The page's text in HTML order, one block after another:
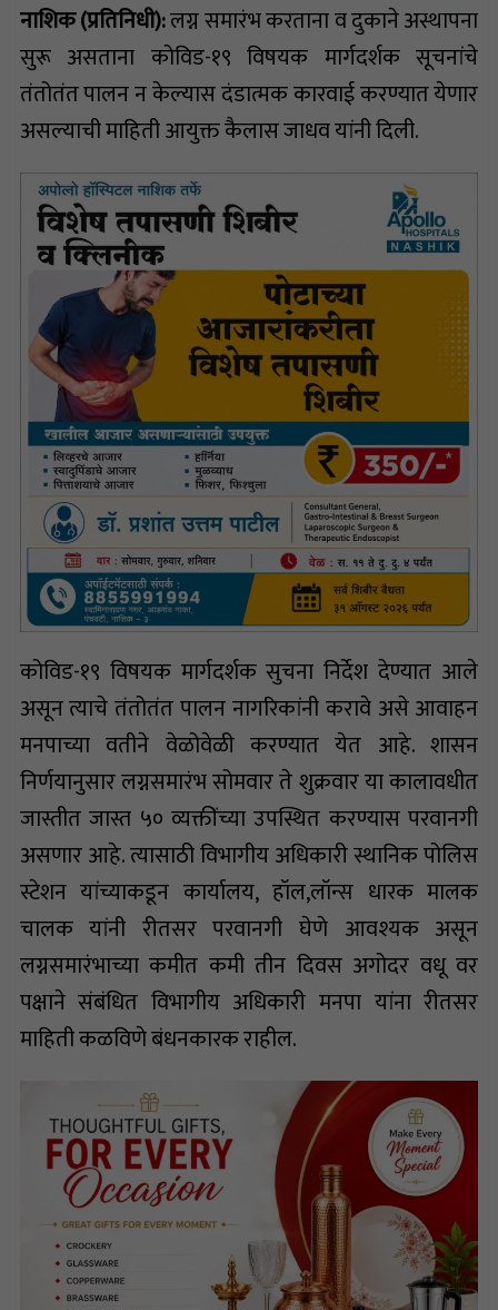
नाशिक (प्रतिनिधी):लग्न समारंभ करताना व दुकाने अस्थापना
सुरू असताना कोविड-१९ विषयक मार्गदर्शक सूचनांचे
तंतोतंत पालन न केल्यास दंडात्मक कारवाई करण्यात येणार
असल्याची माहिती आयुक्त कैलास जाधव यांनी दिली.
कोविड-१९ विषयक मार्गदर्शक सुचना निर्देश देण्यात आले
असून त्याचे तंतोतंत पालन नागरिकांनी करावे असे आवाहन
मनपाच्या वतीने वेळोवेळी करण्यात येत आहे. शासन
निर्णयानुसार लग्नसमारंभ सोमवार ते शुक्रवार या कालावधीत
जास्तीत जास्त ५० व्यक्तींच्या उपस्थित करण्यास परवानगी
असणार आहे. त्यासाठी विभागीय अधिकारी स्थानिक पोलिस
स्टेशन यांच्याकडून कार्यालय, हॉल,लॉन्स धारक मालक
चालक यांनी रीतसर परवानगी घेणे आवश्यक असून
लग्नसमारंभाच्या कमीत कमी तीन दिवस अगोदर वधू वर
पक्षाने संबंधित विभागीय अधिकारी मनपा यांना रीतसर
माहिती कळविणे बंधनकारक राहील.